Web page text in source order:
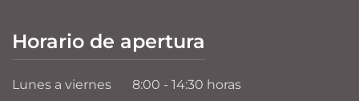
Horario de apertura
Lunes a viernes 8:00 - 14:30 horas